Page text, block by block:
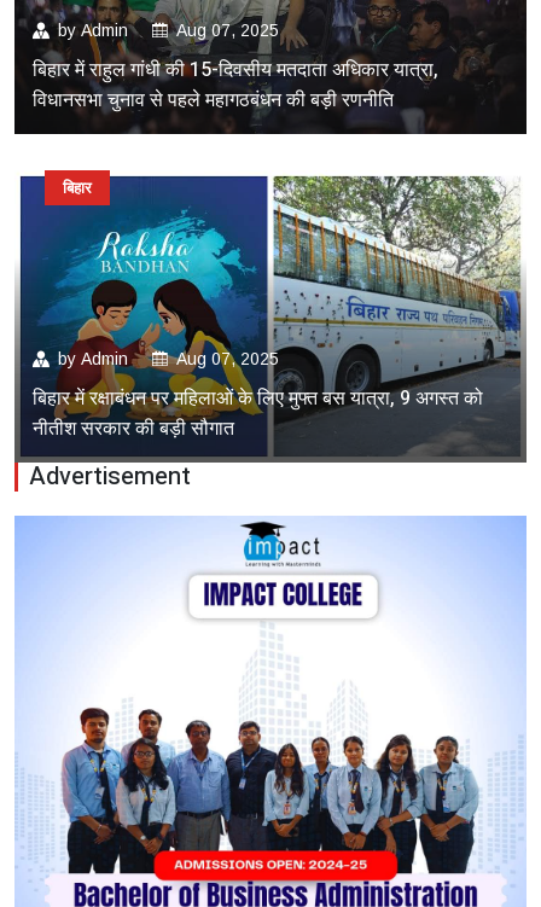
byAdmin Aug 07, 2025
बिहार में राहुल गांधी की 15-दिवसीय मतदाता अधिकार यात्रा,
विधानसभा चुनाव से पहले महागठबंधन की बड़ी रणनीति
by Admin Aug 07, 2025
बिहार में रक्षाबंधन पर महिलाओं के लिए मुफ्त बस यात्रा, 9 अगस्त को
नीतीश सरकार की बड़ी सौगात
बिहार
Advertisement